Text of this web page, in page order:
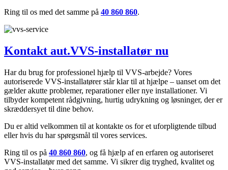
Ring til os med det samme på 40 860 860.
Kontakt aut.VVS-installatør nu
Har du brug for professionel hjælp til VVS-arbejde? Vores
autoriserede VVS-installatører står klar til at hjælpe – uanset om det
gælder akutte problemer, reparationer eller nye installationer. Vi
tilbyder kompetent rådgivning, hurtig udrykning og løsninger, der er
skræddersyet til dine behov.
Du er altid velkommen til at kontakte os for et uforpligtende tilbud
eller hvis du har spørgsmål til vores services.
Ring til os på 40 860 860, og få hjælp af en erfaren og autoriseret
VVS-installatør med det samme. Vi sikrer dig tryghed, kvalitet og